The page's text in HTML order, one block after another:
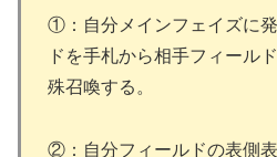
①：自分メインフェイズに
ドを手札から相手フィール
殊召喚する。
②：自分フィールドの表側